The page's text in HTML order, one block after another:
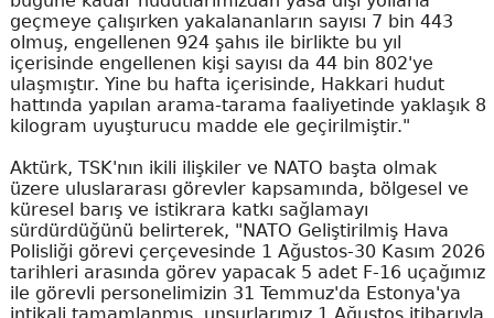
geçmeye çalışırken yakalananların sayısı 7 bin 443
olmuş, engellenen 924 şahıs ile birlikte bu yıl
içerisinde engellenen kişi sayısı da 44 bin 802'ye
ulaşmıştır. Yine bu hafta içerisinde, Hakkari hudut
hattında yapılan arama-tarama faaliyetinde yaklaşık 8
kilogram uyuşturucu madde ele geçirilmiştir."
Aktürk, TSK'nın ikili ilişkiler ve NATO başta olmak
üzere uluslararası görevler kapsamında, bölgesel ve
küresel barış ve istikrara katkı sağlamayı
sürdürdüğünü belirterek, "NATO Geliştirilmiş Hava
Polisliği görevi çerçevesinde 1 Ağustos-30 Kasım 2026
tarihleri arasında görev yapacak 5 adet F-16 uçağımız
ile görevli personelimizin 31 Temmuz'da Estonya'ya